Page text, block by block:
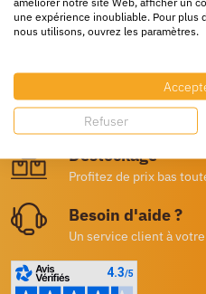
Livraison rapide
Livraison gratuite
Dès 250€ HT d’achat
Destockage
Profitez de prix bas
Besoin d'aide ?
Un service client à
une expérience inoubliable. Pour plus
nous utilisons, ouvrez les paramètres.
Refuser